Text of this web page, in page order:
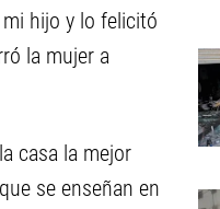
hijo y lo felicitó
la mujer a
casa la mejor
se enseñan en